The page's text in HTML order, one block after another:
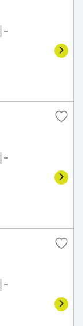
－
－
－